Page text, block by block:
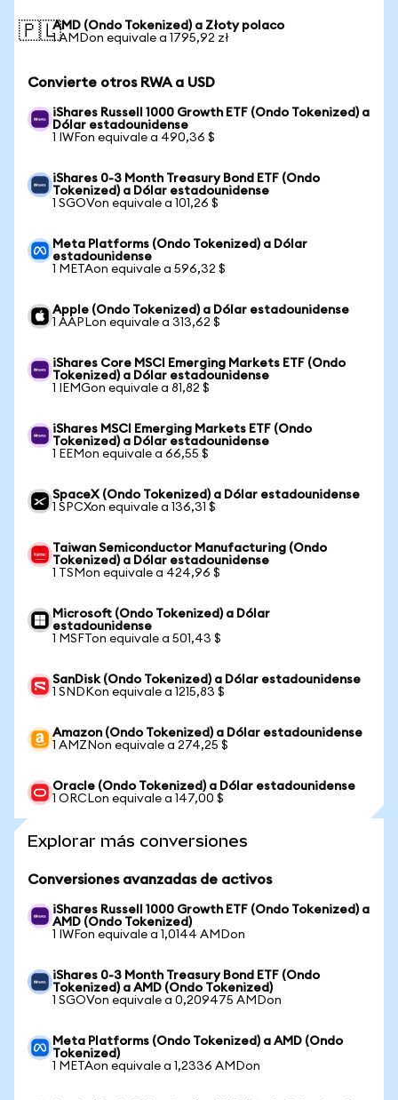
🇵🇱AMD (Ondo Tokenized) a Złoty polaco
1 AMDon equivale a 1795,92 zł
Convierte otros RWA a USD
iShares Russell 1000 Growth ETF (Ondo Tokenized) a
Dólar estadounidense
1 IWFon equivale a 490,36 $
iShares 0-3 Month Treasury Bond ETF (Ondo
Tokenized) a Dólar estadounidense
1 SGOVon equivale a 101,26 $
Meta Platforms (Ondo Tokenized) a Dólar
estadounidense
1 METAon equivale a 596,32 $
Apple (Ondo Tokenized) a Dólar estadounidense
1 AAPLon equivale a 313,62 $
iShares Core MSCI Emerging Markets ETF (Ondo
Tokenized) a Dólar estadounidense
1 IEMGon equivale a 81,82 $
iShares MSCI Emerging Markets ETF (Ondo
Tokenized) a Dólar estadounidense
1 EEMon equivale a 66,55 $
SpaceX (Ondo Tokenized) a Dólar estadounidense
1 SPCXon equivale a 136,31 $
Taiwan Semiconductor Manufacturing (Ondo
Tokenized) a Dólar estadounidense
1 TSMon equivale a 424,96 $
Microsoft (Ondo Tokenized) a Dólar
estadounidense
1 MSFTon equivale a 501,43 $
SanDisk (Ondo Tokenized) a Dólar estadounidense
1 SNDKon equivale a 1215,83 $
Amazon (Ondo Tokenized) a Dólar estadounidense
1 AMZNon equivale a 274,25 $
Oracle (Ondo Tokenized) a Dólar estadounidense
1 ORCLon equivale a 147,00 $
Explorar más conversiones
Conversiones avanzadas de activos
iShares Russell 1000 Growth ETF (Ondo Tokenized) a
AMD (Ondo Tokenized)
1 IWFon equivale a 1,0144 AMDon
iShares 0-3 Month Treasury Bond ETF (Ondo
Tokenized) a AMD (Ondo Tokenized)
1 SGOVon equivale a 0,209475 AMDon
Meta Platforms (Ondo Tokenized) a AMD (Ondo
Tokenized)
1 METAon equivale a 1,2336 AMDon